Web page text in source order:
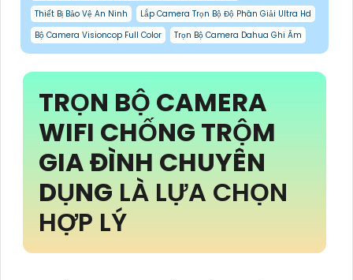
Thiết Bị Bảo Vệ An Ninh
Lắp Camera Trọn Bộ Độ Phân Giải Ultra Hd
Bộ Camera Visioncop Full Color
Trọn Bộ Camera Dahua Ghi Âm
TRỌN BỘ CAMERA
WIFI CHỐNG TRỘM
GIA ĐÌNH CHUYÊN
DỤNG LÀ LỰA CHỌN
HỢP LÝ